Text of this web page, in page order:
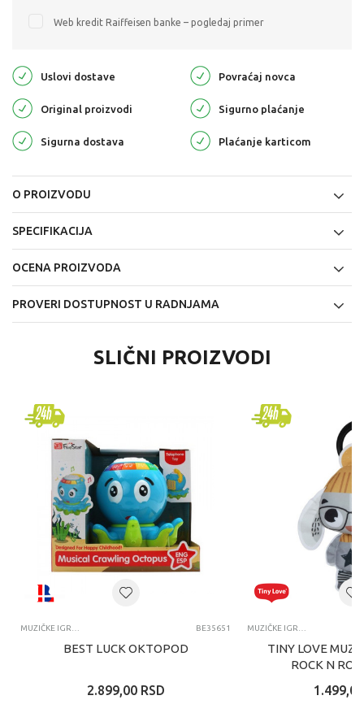
Web kredit Raiffeisen banke – pogledaj primer
Uslovi dostave Povraćaj novca
Original proizvodi Sigurno plaćanje
Sigurna dostava Plaćanje karticom
O PROIZVODU
SPECIFIKACIJA
OCENA PROIZVODA
PROVERI DOSTUPNOST U RADNJAMA
SLIČNI PROIZVODI
MUZIČKE IGRAČKE ZA BEBE BE35651
BEST LUCK OKTOPOD
2.899,00 RSD
MUZIČKE IGRAČKE ZA BEBE
TINY LOVE
ROCK N
1.499,00